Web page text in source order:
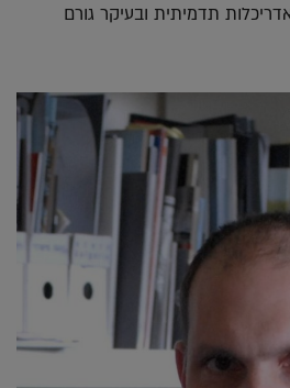
תדמיתית ובעיקר גורם